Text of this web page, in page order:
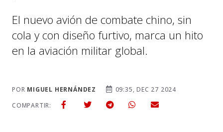
El nuevo avión de combate chino, sin
cola y con diseño furtivo, marca un hito
en la aviación militar global.
POR MIGUEL HERNÁNDEZ
09:35, DEC 27 2024
COMPARTIR: